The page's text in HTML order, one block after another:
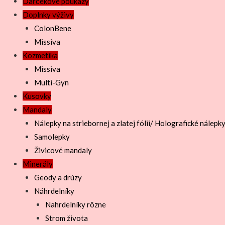
Doplnky výživy
ColonBene
Missiva
Kozmetika
Missiva
Multi-Gyn
Kusovky
Mandaly
Nálepky na striebornej a zlatej fólii/ Holografické nálepky
Samolepky
Živicové mandaly
Minerály
Geody a drúzy
Náhrdelníky
Nahrdelníky rôzne
Strom života